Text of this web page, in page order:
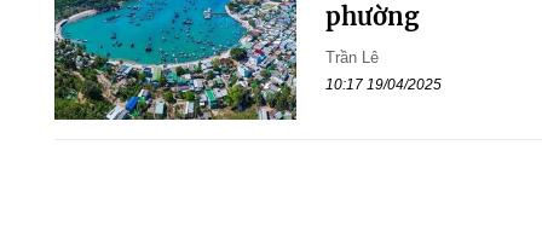
phường
Trần Lê
10:17 19/04/2025